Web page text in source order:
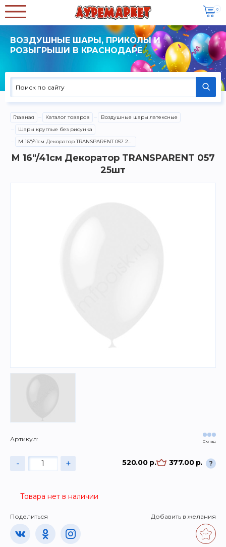
0
ВОЗДУШНЫЕ ШАРЫ, ПРИКОЛЫ И
РОЗЫГРЫШИ В КРАСНОДАРЕ
Главная Каталог товаров
Воздушные шары латексные
Шары круглые без рисунка
M 16"/41см Декоратор TRANSPARENT 057 25шт
M 16"/41см Декоратор TRANSPARENT 057
25шт
Артикул: Склад
- + 520.00 р. 377.00 р. ?
Товара нет в наличии
Поделиться Добавить в желания